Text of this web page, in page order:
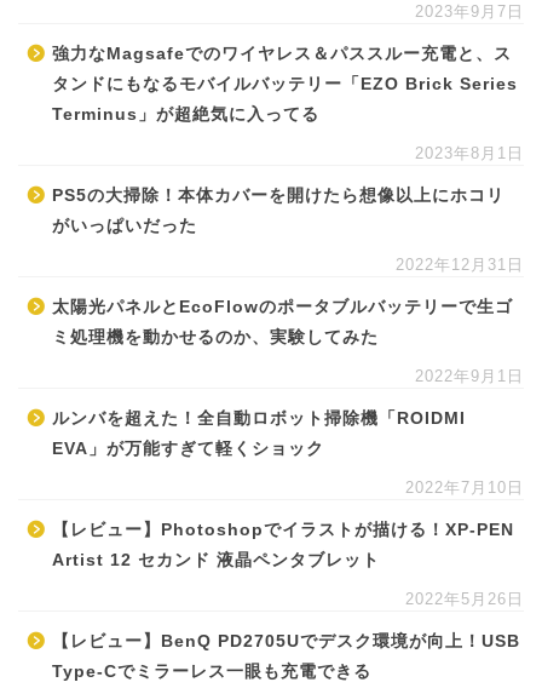
2023年9月7日
強力なMagsafeでのワイヤレス＆パススルー充電と、ス
タンドにもなるモバイルバッテリー「EZO Brick Series
Terminus」が超絶気に入ってる
2023年8月1日
PS5の大掃除！本体カバーを開けたら想像以上にホコリ
がいっぱいだった
2022年12月31日
太陽光パネルとEcoFlowのポータブルバッテリーで生ゴ
ミ処理機を動かせるのか、実験してみた
2022年9月1日
ルンバを超えた！全自動ロボット掃除機「ROIDMI
EVA」が万能すぎて軽くショック
2022年7月10日
【レビュー】Photoshopでイラストが描ける！XP-PEN
Artist 12 セカンド 液晶ペンタブレット
2022年5月26日
【レビュー】BenQ PD2705Uでデスク環境が向上！USB
Type-Cでミラーレス一眼も充電できる